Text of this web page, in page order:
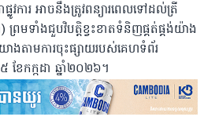
វការ អាចនឹងត្រូវពន្យារពេលទៅដល់ត្រី
ព្រមទាំងជួបវិបត្តិខ្វះខាតទំនិញផ្គត់ផ្គង់យ៉ាង
ោងតាមការចុះផ្សាយរបស់គេហទំព័រ
ខែកក្កដា ឆ្នាំ២០២៦។